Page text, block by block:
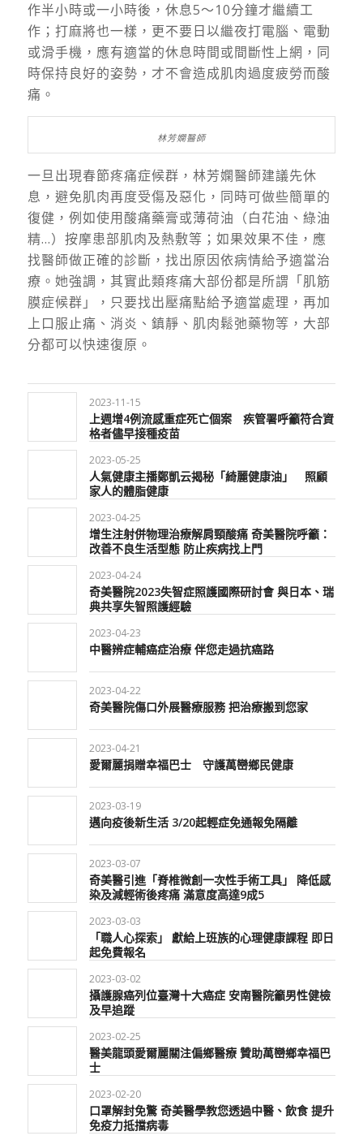
作半小時或一小時後，休息5～10分鐘才繼續工
作；打麻將也一樣，更不要日以繼夜打電腦、電動
或滑手機，應有適當的休息時間或間斷性上網，同
時保持良好的姿勢，才不會造成肌肉過度疲勞而酸
痛。
林芳嫻醫師
一旦出現春節疼痛症候群，林芳嫻醫師建議先休
息，避免肌肉再度受傷及惡化，同時可做些簡單的
復健，例如使用酸痛藥膏或薄荷油（白花油、綠油
精…）按摩患部肌肉及熱敷等；如果效果不佳，應
找醫師做正確的診斷，找出原因依病情給予適當治
療。她強調，其實此類疼痛大部份都是所謂「肌筋
膜症候群」，只要找出壓痛點給予適當處理，再加
上口服止痛、消炎、鎮靜、肌肉鬆弛藥物等，大部
分都可以快速復原。
2023-11-15
上週增4例流感重症死亡個案 疾管署呼籲符合資
格者儘早接種疫苗
2023-05-25
人氣健康主播鄭凱云揭秘「綺麗健康油」 照顧
家人的體脂健康
2023-04-25
增生注射併物理治療解肩頸酸痛 奇美醫院呼籲：
改善不良生活型態 防止疾病找上門
2023-04-24
奇美醫院2023失智症照護國際研討會 與日本、瑞
典共享失智照護經驗
2023-04-23
中醫辨症輔癌症治療 伴您走過抗癌路
2023-04-22
奇美醫院傷口外展醫療服務 把治療搬到您家
2023-04-21
愛爾麗捐贈幸福巴士 守護萬巒鄉民健康
2023-03-19
邁向疫後新生活 3/20起輕症免通報免隔離
2023-03-07
奇美醫引進「脊椎微創一次性手術工具」 降低感
染及減輕術後疼痛 滿意度高達9成5
2023-03-03
「職人心探索」 獻給上班族的心理健康課程 即日
起免費報名
2023-03-02
攝護腺癌列位臺灣十大癌症 安南醫院籲男性健檢
及早追蹤
2023-02-25
醫美龍頭愛爾麗關注偏鄉醫療 贊助萬巒鄉幸福巴
士
2023-02-20
口罩解封免驚 奇美醫學教您透過中醫、飲食 提升
免疫力抵擋病毒